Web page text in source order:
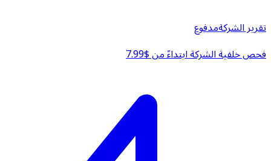
تقرير الشركةمدفوع
فحص خلفية الشركة ابتداءً من $7.99